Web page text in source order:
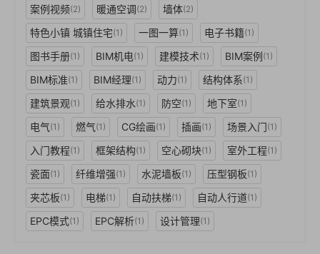
案例视频(2) 暖通空调(2) 墙体(2)
特色小镇 城镇住宅(1) 一图一算(1) 电子书籍(1)
图书手册(1) BIM机电(1) 建模技术(1) BIM案例(1)
BIM标准(1) BIM经理(1) 动力(1) 结构体系(1)
建筑景观(1) 给水排水(1) 防空(1) 地下室(1)
电气(1) 燃气(1) CG绘画(1) 插画(1) 场景入门(1)
入门教程(1) 框架结构(1) 空心砌块(1) 室外工程(1)
瓷面(1) 纤维增强(1) 水泥墙板(1) 压型钢板(1)
夹芯板(1) 电梯(1) 自动扶梯(1) 自动人行道(1)
EPC模式(1) EPC解析(1) 设计管理(1)